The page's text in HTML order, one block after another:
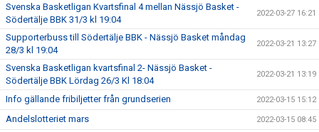
Svenska Basketligan Kvartsfinal 4 mellan Nässjö Basket -
Södertälje BBK 31/3 kl 19:04
2022-03-27 16:21
Supporterbuss till Södertälje BBK - Nässjö Basket måndag
28/3 kl 19:04
2022-03-21 13:27
Svenska Basketligan kvartsfinal 2- Nässjö Basket -
Södertälje BBK Lördag 26/3 Kl 18:04
2022-03-21 13:19
Info gällande fribiljetter från grundserien 2022-03-15 15:12
Andelslotteriet mars 2022-03-15 08:45